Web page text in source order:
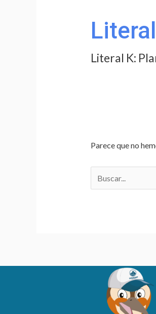
Literal K:
Parece que no